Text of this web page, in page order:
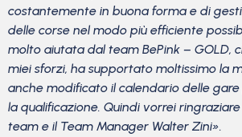
costantemente in buona forma e di
delle corse nel modo più efficiente
molto aiutata dal team BePink – GOLD,
miei sforzi, ha supportato moltissimo la
anche modificato il calendario delle
la qualificazione. Quindi vorrei
team e il Team Manager Walter Zini».